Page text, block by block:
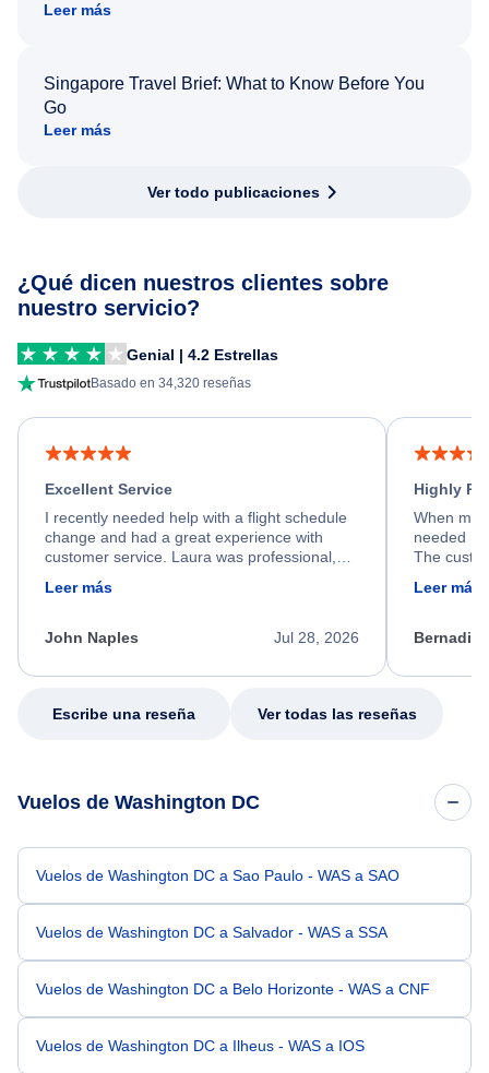
Leer más
Singapore Travel Brief: What to Know Before You
Go
Leer más
Ver todo publicaciones
¿Qué dicen nuestros clientes sobre
nuestro servicio?
Genial | 4.2 Estrellas
Basado en 34,320 reseñas
Excellent Service
I recently needed help with a flight schedule
change and had a great experience with
customer service. Laura was professional,
friendly, and very helpful throughout the
process. She quickly found a solution and
appreciate her excellent service.
Leer más
Jul 28, 2026
John Naples
Highly
When my
needed
The
calm,
my issue.
Leer más
Escribe una reseña Ver todas las reseñas
Vuelos de Washington DC
Vuelos de Washington DC a Sao Paulo - WAS a SAO
Vuelos de Washington DC a Salvador - WAS a SSA
Vuelos de Washington DC a Belo Horizonte - WAS a CNF
Vuelos de Washington DC a Ilheus - WAS a IOS